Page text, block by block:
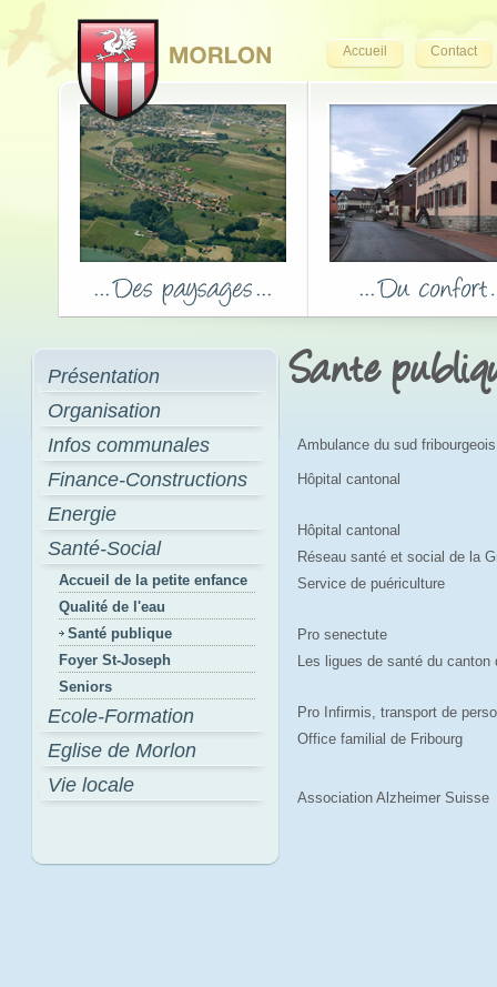
Accueil Contact
Présentation
Organisation
Infos communales
Finance-Constructions
Energie
Santé-Social
Accueil de la petite enfance
Qualité de l'eau
Santé publique
Foyer St-Joseph
Seniors
Ecole-Formation
Eglise de Morlon
Vie locale
Sante
Ambulance du sud fribourgeois
Hôpital cantonal
Hôpital cantonal
Réseau santé et social de la
Service de puériculture
Pro senectute
Les ligues de santé du canton
Pro Infirmis, transport de
Office familial de Fribourg
Association Alzheimer Suisse